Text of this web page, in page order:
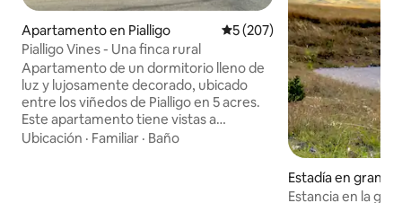
Apartamento en Pialligo Calificación promedio: 5 de
5 (207)
Pialligo Vines - Una finca rural
Apartamento de un dormitorio lleno de
luz y lujosamente decorado, ubicado
entre los viñedos de Pialligo en 5 acres.
Este apartamento tiene vistas a
Parliament House y está a solo 8 minutos
Ubicación · Familiar · Baño
Estadía en granja
o
Estancia en la